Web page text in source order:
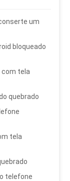
um
bloqueado
com tela
quebrado
tela
telefone